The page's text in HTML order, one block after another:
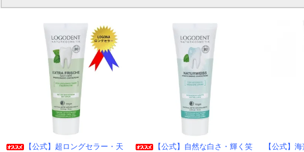
【公式】超ロングセラー・天
【公式】自然な白さ・輝く笑
【公式】